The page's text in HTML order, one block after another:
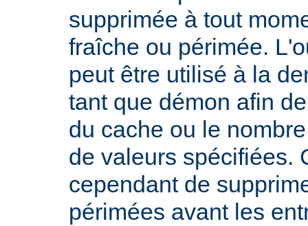
supprimée à tout
fraîche ou périmée.
peut être utilisé à la
tant que démon afin
du cache ou le
de valeurs spécifiées.
cependant de
périmées avant les